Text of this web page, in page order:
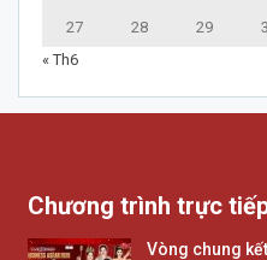
27 28 29
« Th6
Chương trình trực
Vòng chung